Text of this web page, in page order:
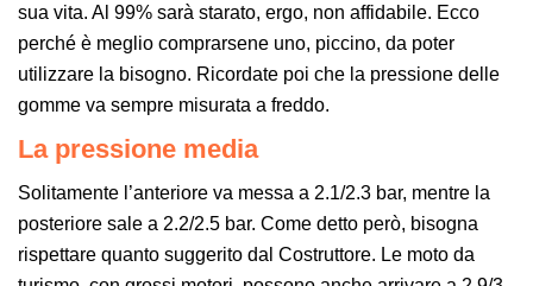
sua vita. Al 99% sarà starato, ergo, non affidabile. Ecco
perché è meglio comprarsene uno, piccino, da poter
utilizzare la bisogno. Ricordate poi che la pressione delle
gomme va sempre misurata a freddo.
La pressione media
Solitamente l’anteriore va messa a 2.1/2.3 bar, mentre la
posteriore sale a 2.2/2.5 bar. Come detto però, bisogna
rispettare quanto suggerito dal Costruttore. Le moto da